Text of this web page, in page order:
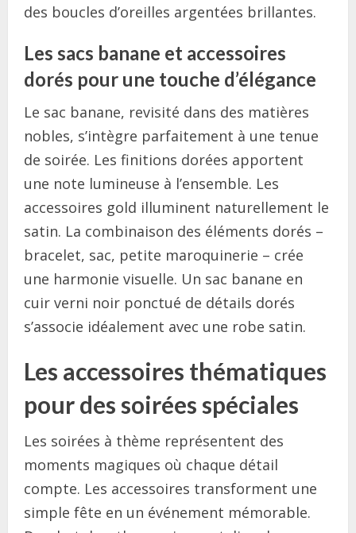
des boucles d’oreilles argentées brillantes.
Les sacs banane et accessoires
dorés pour une touche d’élégance
Le sac banane, revisité dans des matières
nobles, s’intègre parfaitement à une tenue
de soirée. Les finitions dorées apportent
une note lumineuse à l’ensemble. Les
accessoires gold illuminent naturellement le
satin. La combinaison des éléments dorés –
bracelet, sac, petite maroquinerie – crée
une harmonie visuelle. Un sac banane en
cuir verni noir ponctué de détails dorés
s’associe idéalement avec une robe satin.
Les accessoires thématiques
pour des soirées spéciales
Les soirées à thème représentent des
moments magiques où chaque détail
compte. Les accessoires transforment une
simple fête en un événement mémorable.